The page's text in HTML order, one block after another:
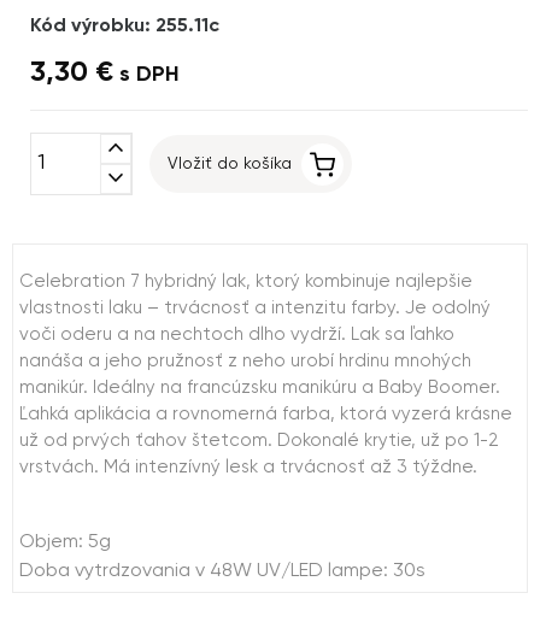
Kód výrobku: 255.11c
3,30 € s DPH
expand_less
expand_more
Vložiť do košíka
Celebration 7 hybridný lak, ktorý kombinuje najlepšie
vlastnosti laku – trvácnosť a intenzitu farby. Je odolný
voči oderu a na nechtoch dlho vydrží. Lak sa ľahko
nanáša a jeho pružnosť z neho urobí hrdinu mnohých
manikúr. Ideálny na francúzsku manikúru a Baby Boomer.
Ľahká aplikácia a rovnomerná farba, ktorá vyzerá krásne
už od prvých ťahov štetcom. Dokonalé krytie, už po 1-2
vrstvách. Má intenzívný lesk a trvácnosť až 3 týždne.
Objem: 5g
Doba vytrdzovania v 48W UV/LED lampe: 30s